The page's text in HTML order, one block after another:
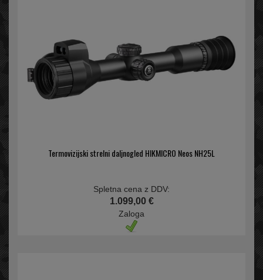
Termovizijski strelni daljnogled HIKMICRO Neos NH25L
Spletna cena z DDV:
1.099,00 €
Zaloga